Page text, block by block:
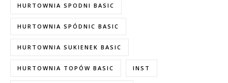
HURTOWNIA SPODNI BASIC
HURTOWNIA SPÓDNIC BASIC
HURTOWNIA SUKIENEK BASIC
HURTOWNIA TOPÓW BASIC INST